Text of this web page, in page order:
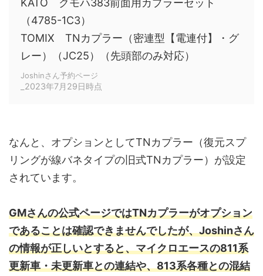
KATO クモハ383前面用カプラーセット
（4785-1C3）
TOMIX TNカプラー（密連型【電連付】・グ
レー）（JC25）（先頭部のみ対応）
Joshinさん予約ページ
_2023年7月29日時点
なんと、オプションとしてTNカプラー（復元スプ
リングが線バネタイプの旧式TNカプラー）が設定
されています。
GMさんの公式ページではTNカプラーがオプション
であることは確認できませんでしたが、Joshinさん
の情報が正しいとすると、マイクロエースの811系
更新車・未更新車との連結や、813系各種との混結